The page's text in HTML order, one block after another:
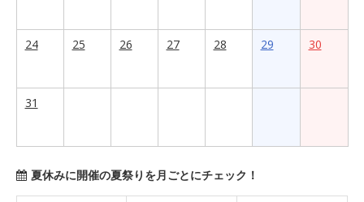
24 25 26 27 28 29 30
31
夏休みに開催の夏祭りを月ごとにチェック！